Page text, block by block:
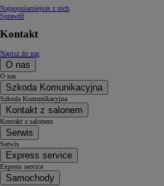
Najpopularniejsze z nich
Sprawdź
Kontakt
Napisz do nas
O nas
O nas
Szkoda Komunikacyjna
Szkoda Komunikacyjna
Kontakt z salonem
Kontakt z salonem
Serwis
Serwis
Express service
Express service
Samochody